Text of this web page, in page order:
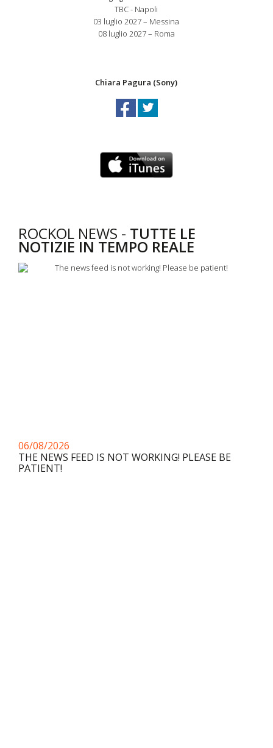
TBC - Napoli
03 luglio 2027 – Messina
08 luglio 2027 – Roma
Chiara Pagura (Sony)
ROCKOL NEWS - TUTTE LE
NOTIZIE IN TEMPO REALE
06/08/2026
THE NEWS FEED IS NOT WORKING! PLEASE BE
PATIENT!